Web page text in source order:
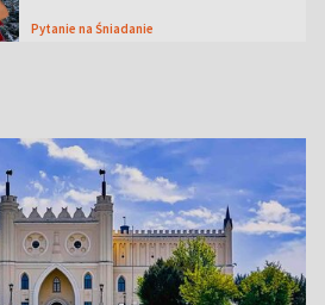
Pytanie na Śniadanie